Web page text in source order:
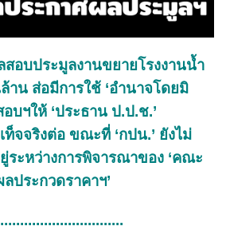
สอบประมูลงานขยายโรงงานน้ำ
าน ส่อมีการใช้ ‘อำนาจโดยมิ
บฯให้ ‘ประธาน ป.ป.ช.’
จจริงต่อ ขณะที่ ‘กปน.’ ยังไม่
ระหว่างการพิจารณาของ ‘คณะ
ประกวดราคาฯ’